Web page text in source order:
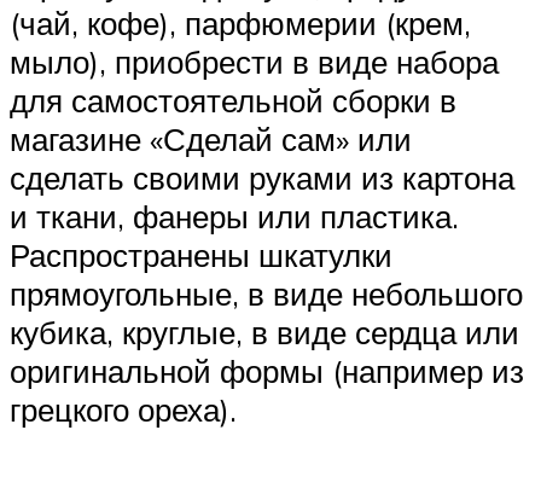
(чай, кофе), парфюмерии (крем,
мыло), приобрести в виде набора
для самостоятельной сборки в
магазине «Сделай сам» или
сделать своими руками из картона
и ткани, фанеры или пластика.
Распространены шкатулки
прямоугольные, в виде небольшого
кубика, круглые, в виде сердца или
оригинальной формы (например из
грецкого ореха).